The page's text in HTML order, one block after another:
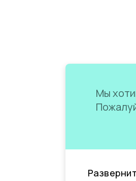
Мы